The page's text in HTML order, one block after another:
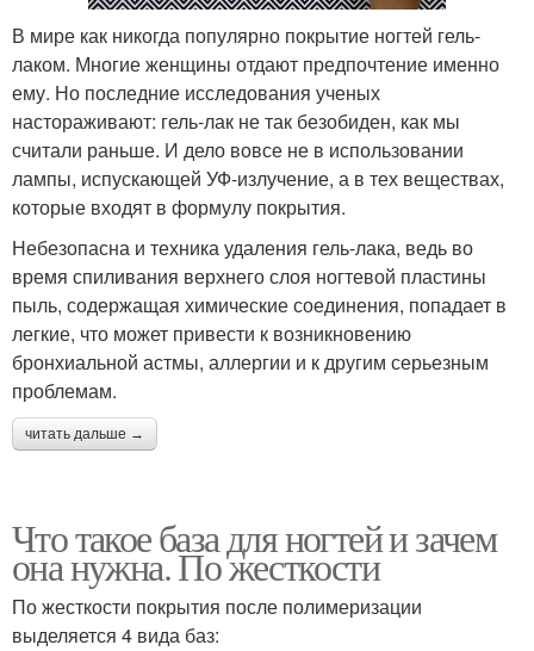
В мире как никогда популярно покрытие ногтей гель-
лаком. Многие женщины отдают предпочтение именно
ему. Но последние исследования ученых
настораживают: гель-лак не так безобиден, как мы
считали раньше. И дело вовсе не в использовании
лампы, испускающей УФ-излучение, а в тех веществах,
которые входят в формулу покрытия.
Небезопасна и техника удаления гель-лака, ведь во
время спиливания верхнего слоя ногтевой пластины
пыль, содержащая химические соединения, попадает в
легкие, что может привести к возникновению
бронхиальной астмы, аллергии и к другим серьезным
проблемам.
читать дальше →
Что такое база для ногтей и зачем
она нужна. По жесткости
По жесткости покрытия после полимеризации
выделяется 4 вида баз: